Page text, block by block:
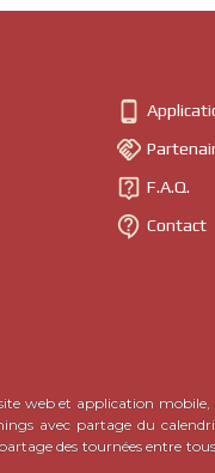


 F.A.Q.
 Contact
web et application
avec partage du
des tournées entre